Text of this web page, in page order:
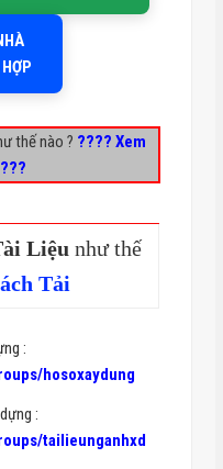
thế nào ? ???? Xem
Liệu như thế
Tải
:
hosoxaydung
:
tailieunganhxd